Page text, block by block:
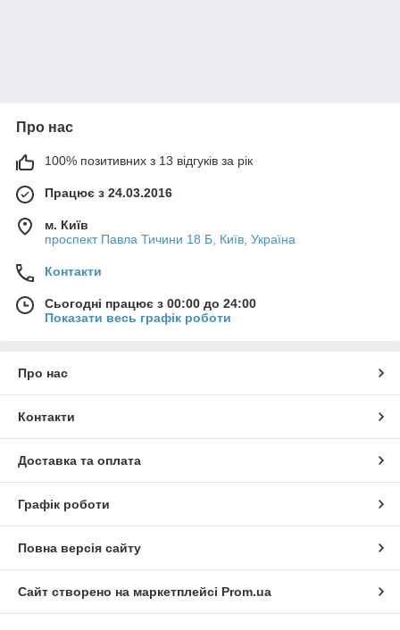
Про нас
100% позитивних з 13 відгуків за рік
Працює з 24.03.2016
м. Київ
проспект Павла Тичини 18 Б, Київ, Україна
Контакти
Сьогодні працює з 00:00 до 24:00
Показати весь графік роботи
Про нас
Контакти
Доставка та оплата
Графік роботи
Повна версія сайту
Сайт створено на маркетплейсі Prom.ua